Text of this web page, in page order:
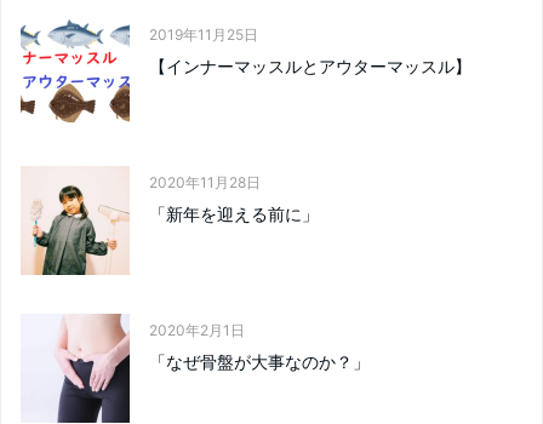
2019年11月25日
【インナーマッスルとアウターマッスル】
2020年11月28日
「新年を迎える前に」
2020年2月1日
「なぜ骨盤が大事なのか？」